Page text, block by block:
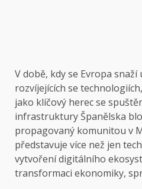
V době, kdy se Evropa
rozvíjejících se
jako klíčový herec se
infrastruktury Španělska
propagovaný komunitou v
představuje více než jen
vytvoření digitálního
transformaci ekonomiky,